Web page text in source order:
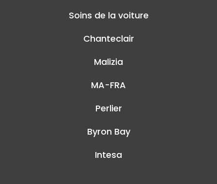
Soins de la voiture
Chanteclair
Malizia
MA-FRA
Perlier
Byron Bay
Intesa